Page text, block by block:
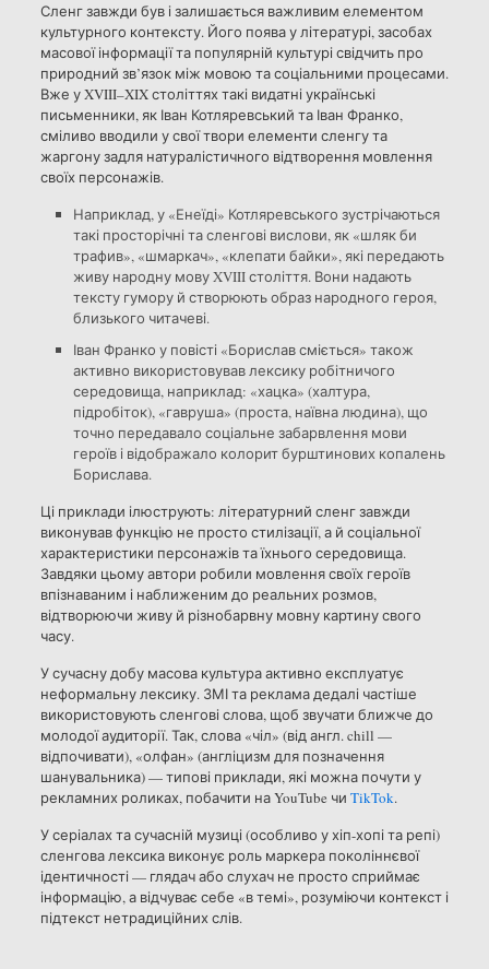
Сленг завжди був і залишається важливим елементом
культурного контексту. Його поява у літературі, засобах
масової інформації та популярній культурі свідчить про
природний зв’язок між мовою та соціальними процесами.
Вже у XVIII–XIX століттях такі видатні українські
письменники, як Іван Котляревський та Іван Франко,
сміливо вводили у свої твори елементи сленгу та
жаргону задля натуралістичного відтворення мовлення
своїх персонажів.
Наприклад, у «Енеїді» Котляревського зустрічаються
такі просторічні та сленгові вислови, як «шляк би
трафив», «шмаркач», «клепати байки», які передають
живу народну мову XVIII століття. Вони надають
тексту гумору й створюють образ народного героя,
близького читачеві.
Іван Франко у повісті «Борислав сміється» також
активно використовував лексику робітничого
середовища, наприклад: «хацка» (халтура,
підробіток), «гавруша» (проста, наївна людина), що
точно передавало соціальне забарвлення мови
героїв і відображало колорит бурштинових копалень
Борислава.
Ці приклади ілюструють: літературний сленг завжди
виконував функцію не просто стилізації, а й соціальної
характеристики персонажів та їхнього середовища.
Завдяки цьому автори робили мовлення своїх героїв
впізнаваним і наближеним до реальних розмов,
відтворюючи живу й різнобарвну мовну картину свого
часу.
У сучасну добу масова культура активно експлуатує
неформальну лексику. ЗМІ та реклама дедалі частіше
використовують сленгові слова, щоб звучати ближче до
молодої аудиторії. Так, слова «чіл» (від англ. chill —
відпочивати), «олфан» (англіцизм для позначення
шанувальника) — типові приклади, які можна почути у
рекламних роликах, побачити на YouTube чи TikTok.
У серіалах та сучасній музиці (особливо у хіп-хопі та репі)
сленгова лексика виконує роль маркера поколіннєвої
ідентичності — глядач або слухач не просто сприймає
інформацію, а відчуває себе «в темі», розуміючи контекст і
підтекст нетрадиційних слів.